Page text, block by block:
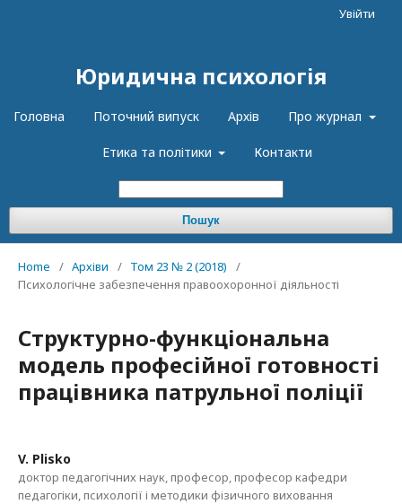
Юридична психологія
Головна Поточний випуск Архів Про журнал
Етика та політики Контакти
Пошук
Увійти
Home / Архіви / Том 23 № 2 (2018)
/
Психологічне забезпечення правоохоронної діяльності
Структурно-функціональна
модель професійної готовності
працівника патрульної поліції
V. Plisko
доктор педагогічних наук, професор, професор кафедри
педагогіки, психології і методики фізичного виховання